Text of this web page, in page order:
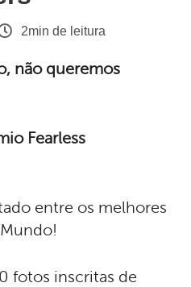
2min de leitura
não queremos
Fearless
entre os melhores
fotos inscritas de